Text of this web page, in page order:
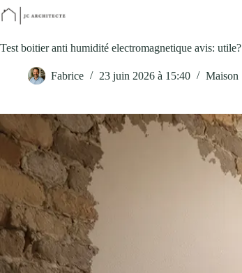
Passer
au
Test boitier anti humidité electromagnetique avis: utile?
Fabrice 23 juin 2026 à 15:40 Maison